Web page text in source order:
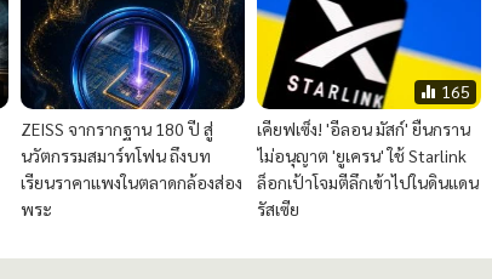
ZEISS จากรากฐาน 180 ปี สู่
นวัตกรรมสมาร์ทโฟน ถึงบท
เรียนราคาแพงในตลาดกล้องส่อง
พระ
165
เคียฟเซ็ง! 'อีลอน มัสก์' ยืนกราน
ไม่อนุญาต 'ยูเครน' ใช้ Starlink
ล็อกเป้าโจมตีลึกเข้าไปในดินแดน
รัสเซีย